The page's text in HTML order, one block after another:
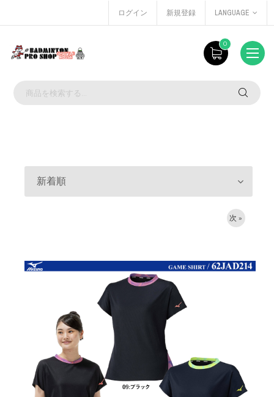
ログイン 新規登録 LANGUAGE
0
新着順
次 »